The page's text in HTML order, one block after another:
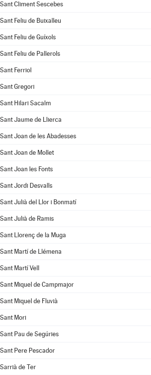
Sant Climent Sescebes
Sant Feliu de Buixalleu
Sant Feliu de Guíxols
Sant Feliu de Pallerols
Sant Ferriol
Sant Gregori
Sant Hilari Sacalm
Sant Jaume de Llierca
Sant Joan de les Abadesses
Sant Joan de Mollet
Sant Joan les Fonts
Sant Jordi Desvalls
Sant Julià del Llor i Bonmatí
Sant Julià de Ramis
Sant Llorenç de la Muga
Sant Martí de Llémena
Sant Martí Vell
Sant Miquel de Campmajor
Sant Miquel de Fluvià
Sant Mori
Sant Pau de Segúries
Sant Pere Pescador
Sarrià de Ter